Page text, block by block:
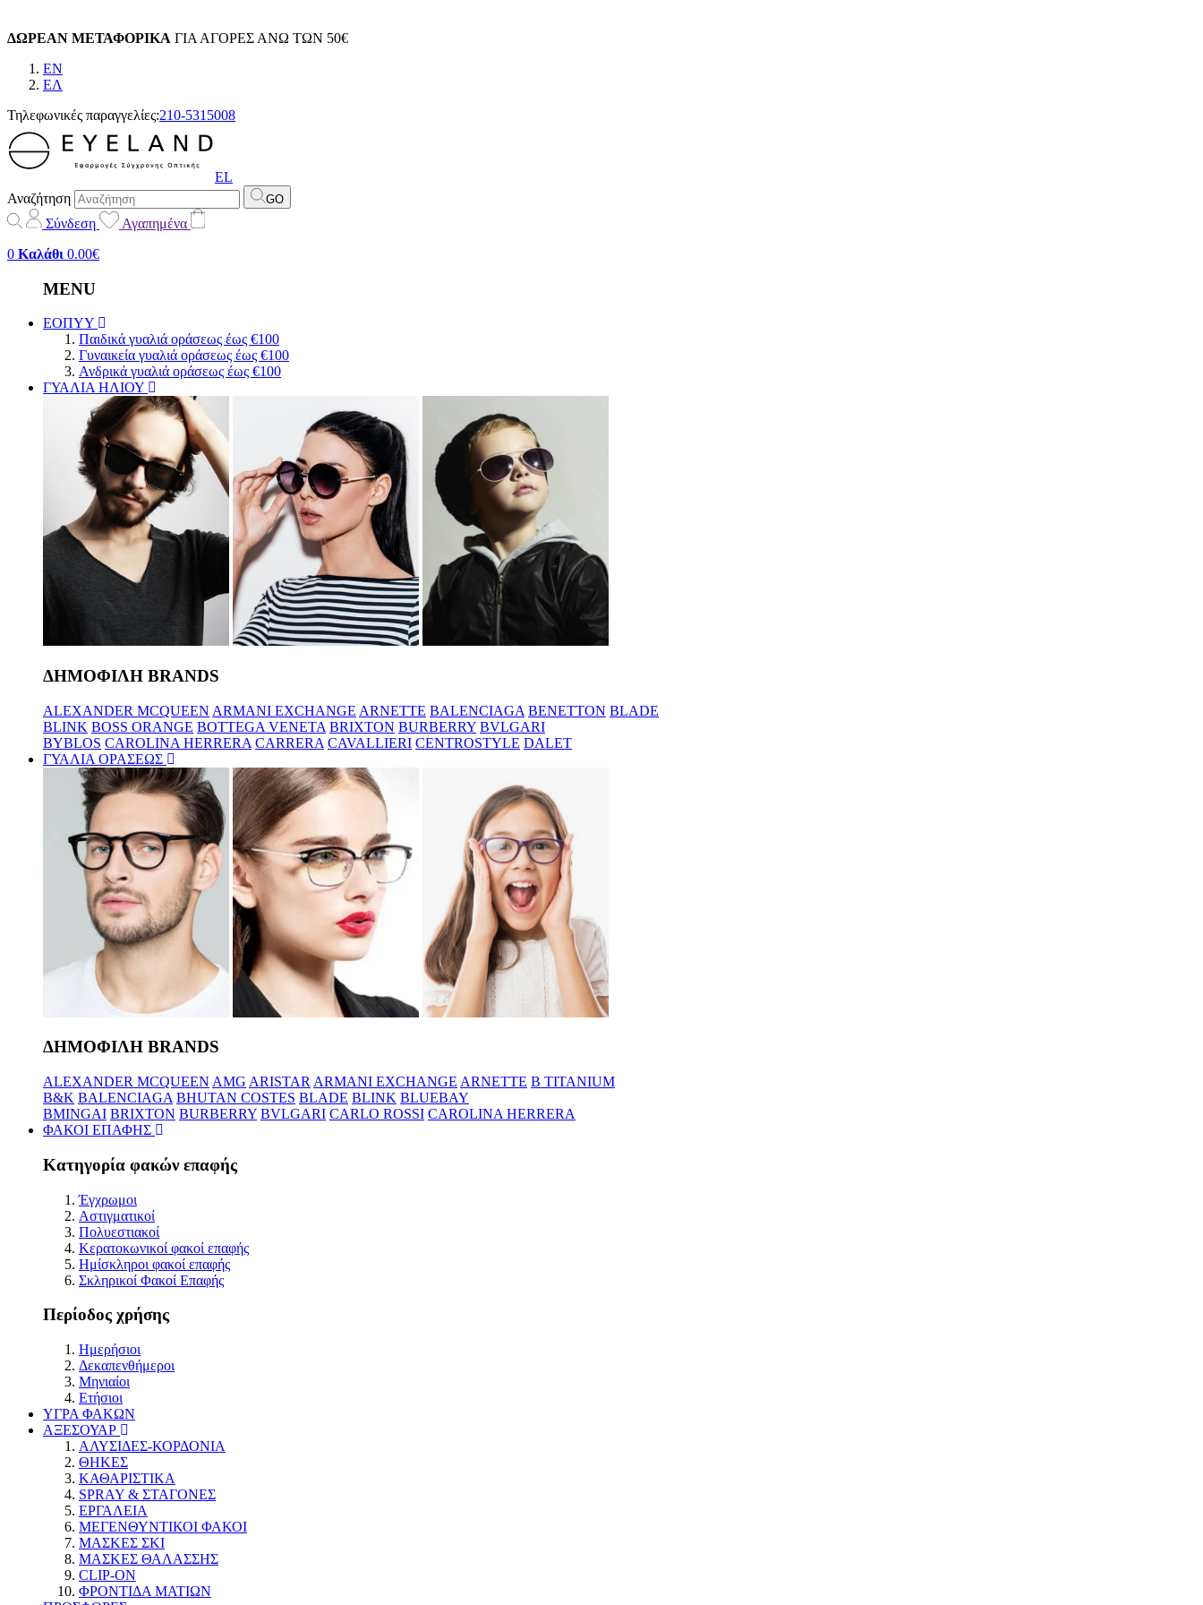
ΔΩΡΕΑΝ ΜΕΤΑΦΟΡΙΚΑ ΓΙΑ ΑΓΟΡΕΣ ΑΝΩ ΤΩΝ 50€
EN
EΛ
Τηλεφωνικές παραγγελίες:210-5315008
EL
Αναζήτηση
GO
Σύνδεση
Αγαπημένα
0 Καλάθι 0.00€
MENU
ΕΟΠΥΥ
Παιδικά γυαλιά οράσεως έως €100
Γυναικεία γυαλιά οράσεως έως €100
Ανδρικά γυαλιά οράσεως έως €100
ΓΥΑΛΙΑ ΗΛΙΟΥ
ΔΗΜΟΦΙΛΗ BRANDS
ALEXANDER MCQUEEN ARMANI EXCHANGE ARNETTE BALENCIAGA BENETTON BLADE
BLINK BOSS ORANGE BOTTEGA VENETA BRIXTON BURBERRY BVLGARI
BYBLOS CAROLINA HERRERA CARRERA CAVALLIERI CENTROSTYLE DALET
ΓΥΑΛΙΑ ΟΡΑΣΕΩΣ
ΔΗΜΟΦΙΛΗ BRANDS
ALEXANDER MCQUEEN AMG ARISTAR ARMANI EXCHANGE ARNETTE B TITANIUM
B&K BALENCIAGA BHUTAN COSTES BLADE BLINK BLUEBAY
BMINGAI BRIXTON BURBERRY BVLGARI CARLO ROSSI CAROLINA HERRERA
ΦΑΚΟΙ ΕΠΑΦΗΣ
Κατηγορία φακών επαφής
Έγχρωμοι
Αστιγματικοί
Πολυεστιακοί
Κερατοκωνικοί φακοί επαφής
Ημίσκληροι φακοί επαφής
Σκληρικοί Φακοί Επαφής
Περίοδος χρήσης
Ημερήσιοι
Δεκαπενθήμεροι
Μηνιαίοι
Ετήσιοι
ΥΓΡΑ ΦΑΚΩΝ
ΑΞΕΣΟΥΑΡ
ΑΛΥΣΙΔΕΣ-ΚΟΡΔΟΝΙΑ
ΘΗΚΕΣ
ΚΑΘΑΡΙΣΤΙΚΑ
SPRAY & ΣΤΑΓΟΝΕΣ
ΕΡΓΑΛΕΙΑ
ΜΕΓΕΝΘΥΝΤΙΚΟΙ ΦΑΚΟΙ
ΜΑΣΚΕΣ ΣΚΙ
ΜΑΣΚΕΣ ΘΑΛΑΣΣΗΣ
CLIP-ON
ΦΡΟΝΤΙΔΑ ΜΑΤΙΩΝ